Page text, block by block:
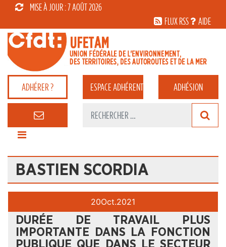
MISE À JOUR : 7 AOÛT 2026
FLUX RSS
AIDE
ADHÉRER ? ESPACEADHÉRENT ADHÉSION
BASTIEN SCORDIA
20Oct.2021
DURÉE DE TRAVAIL PLUS
IMPORTANTE DANS LA FONCTION
PUBLIQUE QUE DANS LE SECTEUR